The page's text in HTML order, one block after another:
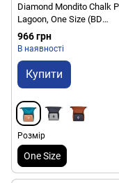
Diamond Mondito Chalk
Lagoon, One Size (BD
6301654071ALL1)
966 грн
В наявності
Купити
Розмір
One Size